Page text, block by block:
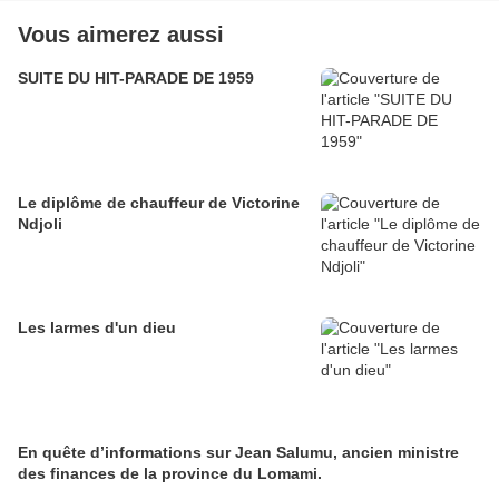
Vous aimerez aussi
SUITE DU HIT-PARADE DE 1959
Le diplôme de chauffeur de Victorine
Ndjoli
Les larmes d'un dieu
En quête d’informations sur Jean Salumu, ancien ministre
des finances de la province du Lomami.